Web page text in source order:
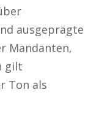
ausgeprägte
Mandanten,
gilt
Ton als